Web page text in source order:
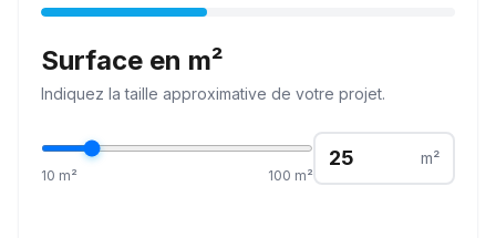
Surface en m²
Indiquez lataille approximative de votre projet.
10 m² 100 m²
m²